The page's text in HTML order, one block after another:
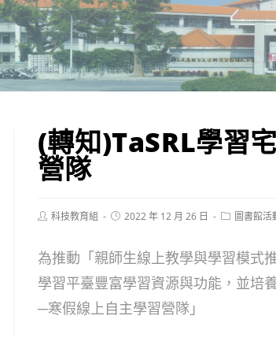
(轉知)TaSRL學習
營隊
Post科技教育組
Post2022 年 12 月 26 日
Post圖書館活
為推動「親師生線上教學與學習模式
學習平臺豐富學習資源與功能，並培
─寒假線上自主學習營隊」